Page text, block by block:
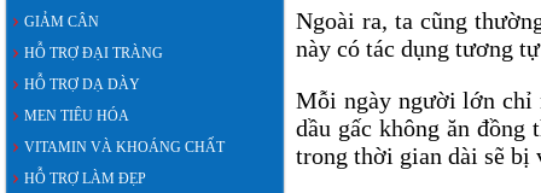
GIẢM CÂN
HỖ TRỢ ĐẠI TRÀNG
HỖ TRỢ DẠ DÀY
MEN TIÊU HÓA
VITAMIN VÀ KHOÁNG CHẤT
HỖ TRỢ LÀM ĐẸP
Ngoài ra, ta cũng
này có tác dụng tương
Mỗi ngày người lớn chỉ
dầu gấc không ăn đồng
trong thời gian dài sẽ bị